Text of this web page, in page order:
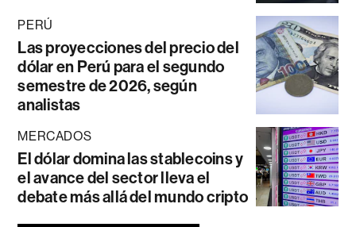
PERÚ
Las proyecciones del precio del
dólar en Perú para el segundo
semestre de 2026, según
analistas
MERCADOS
El dólar domina las stablecoins y
el avance del sector lleva el
debate más allá del mundo cripto